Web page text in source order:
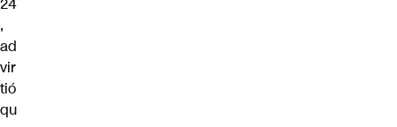
,
ad
vir
tió
qu